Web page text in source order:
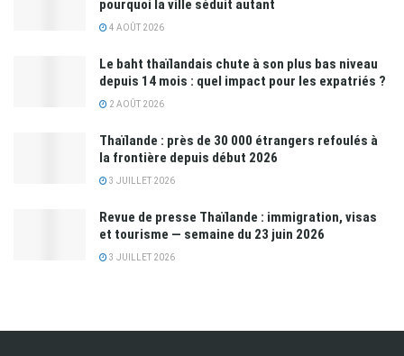
pourquoi la ville séduit autant
4 AOÛT 2026
Le baht thaïlandais chute à son plus bas niveau
depuis 14 mois : quel impact pour les expatriés ?
2 AOÛT 2026
Thaïlande : près de 30 000 étrangers refoulés à
la frontière depuis début 2026
3 JUILLET 2026
Revue de presse Thaïlande : immigration, visas
et tourisme — semaine du 23 juin 2026
3 JUILLET 2026